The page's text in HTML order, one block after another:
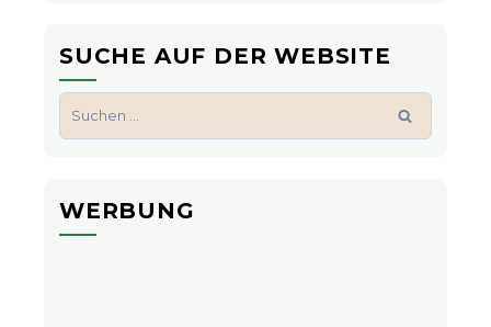
SUCHE AUF DER WEBSITE
Suchen
nach:
WERBUNG